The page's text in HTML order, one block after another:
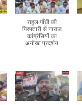
राहुल गाँधी की
गिरफ्तारी से नाराज
कांग्रेसियों का
अनोखा प्रदर्शन